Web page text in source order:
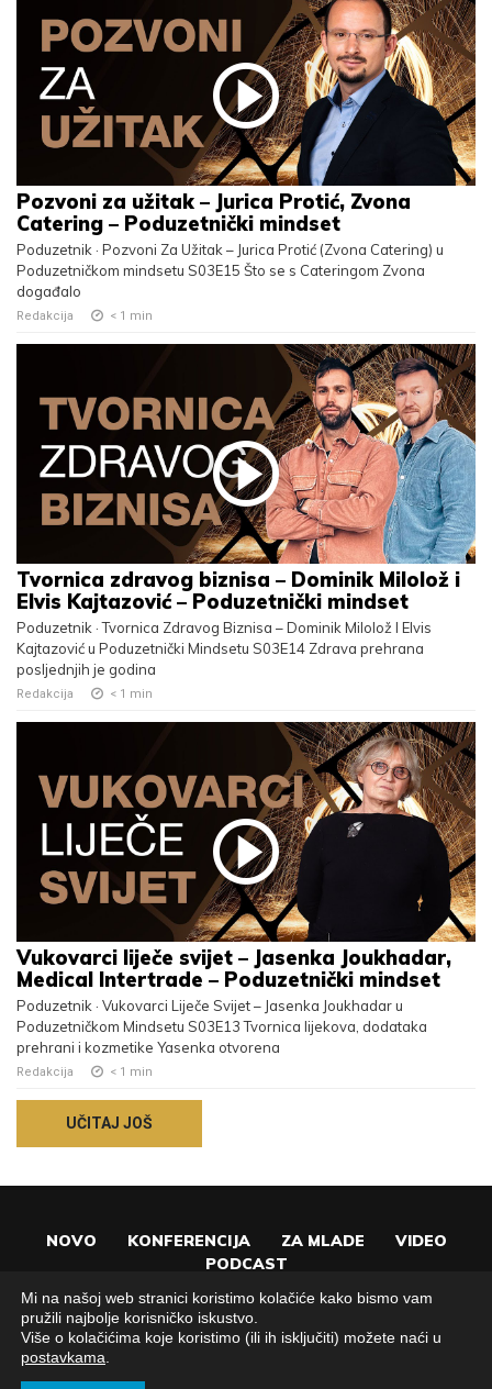
Pozvoni za užitak – Jurica Protić, Zvona
Catering – Poduzetnički mindset
Poduzetnik · Pozvoni Za Užitak – Jurica Protić (Zvona Catering) u
Poduzetničkom mindsetu S03E15 Što se s Cateringom Zvona
događalo
Redakcija < 1 min
Tvornica zdravog biznisa – Dominik Milolož i
Elvis Kajtazović – Poduzetnički mindset
Poduzetnik · Tvornica Zdravog Biznisa – Dominik Milolož I Elvis
Kajtazović u Poduzetnički Mindsetu S03E14 Zdrava prehrana
posljednjih je godina
Redakcija < 1 min
Vukovarci liječe svijet – Jasenka Joukhadar,
Medical Intertrade – Poduzetnički mindset
Poduzetnik · Vukovarci Liječe Svijet – Jasenka Joukhadar u
Poduzetničkom Mindsetu S03E13 Tvornica lijekova, dodataka
prehrani i kozmetike Yasenka otvorena
Redakcija < 1 min
UČITAJ JOŠ
NOVO KONFERENCIJA ZA MLADE
VIDEO
PODCAST
Mi na našoj web stranici koristimo kolačiće kako bismo vam
pružili najbolje korisničko iskustvo.
Više o kolačićima koje koristimo (ili ih isključiti) možete naći u
postavkama